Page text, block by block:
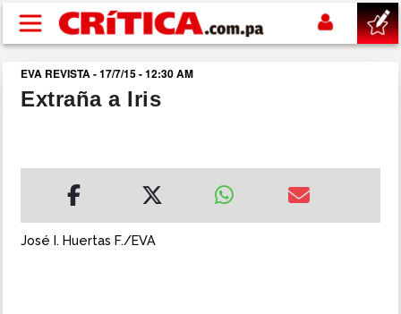
Pasar al contenido principal
buscar
EVA REVISTA - 17/7/15 - 12:30 AM
Extraña a Iris
José I. Huertas F./EVA